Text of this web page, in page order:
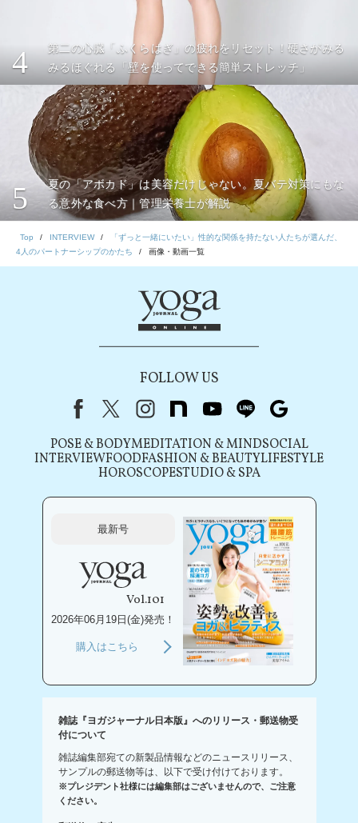
4
第二の心臓「ふくらはぎ」の疲れをリセット！硬さがみる
みるほぐれる「壁を使ってできる簡単ストレッチ」
5
夏の「アボカド」は美容だけじゃない。夏バテ対策にもな
る意外な食べ方｜管理栄養士が解説
Top INTERVIEW
「ずっと一緒にいたい」性的な関係を持たない人たちが選んだ、
4人のパートナーシップのかたち
画像・動画一覧
FOLLOW US
FacebookX（旧Twitter）
instagram
note youtubeline
POSE & BODYMEDITATION & MINDSOCIAL
INTERVIEWFOODFASHION & BEAUTYLIFESTYLE
HOROSCOPESTUDIO & SPA
最新号
Vol.101
2026年06月19日(金)発売！
購入はこちら
雑誌『ヨガジャーナル日本版』へのリリース・郵送物受
付について
雑誌編集部宛ての新製品情報などのニュースリリース、
サンプルの郵送物等は、以下で受け付けております。
※プレジデント社様には編集部はございませんので、ご注意
ください。